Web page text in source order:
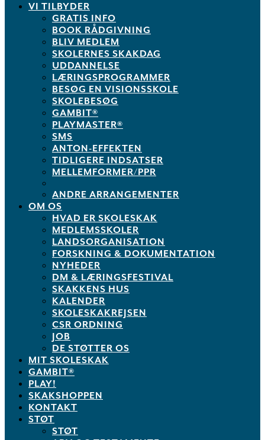
VI TILBYDER
GRATIS INFO
BOOK RÅDGIVNING
BLIV MEDLEM
SKOLERNES SKAKDAG
UDDANNELSE
LÆRINGSPROGRAMMER
BESØG EN VISIONSSKOLE
SKOLEBESØG
GAMBIT®
PLAYMASTER®
SMS
ANTON-EFFEKTEN
TIDLIGERE INDSATSER
MELLEMFORMER/PPR
ANDRE ARRANGEMENTER
OM OS
HVAD ER SKOLESKAK
MEDLEMSSKOLER
LANDSORGANISATION
FORSKNING & DOKUMENTATION
NYHEDER
DM & LÆRINGSFESTIVAL
SKAKKENS HUS
KALENDER
SKOLESKAKREJSEN
CSR ORDNING
JOB
DE STØTTER OS
MIT SKOLESKAK
GAMBIT®
PLAY!
SKAKSHOPPEN
KONTAKT
STØT
STØT